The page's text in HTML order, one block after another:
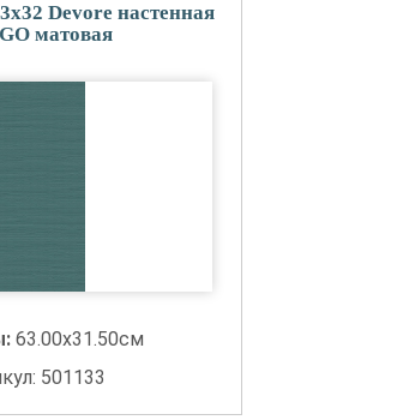
Devore настенная
матовая
63.00x31.50см
501133